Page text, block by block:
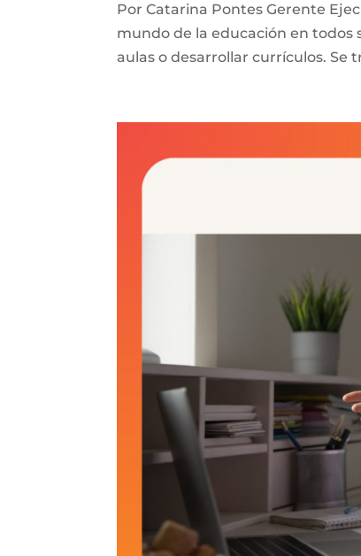
Por Catarina Pontes Gerente
mundo de la educación en todos
aulas o desarrollar currículos. Se